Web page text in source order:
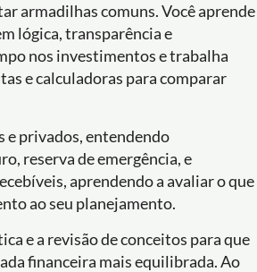
armadilhas comuns. Você aprende
lógica, transparência e
nos investimentos e trabalha
e calculadoras para comparar
e privados, entendendo
reserva de emergência, e
aprendendo a avaliar o que
ao seu planejamento.
e a revisão de conceitos para que
financeira mais equilibrada. Ao